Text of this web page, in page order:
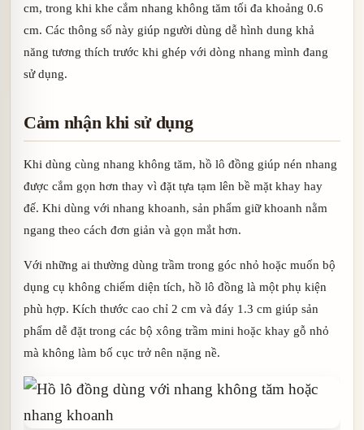
cm, trong khi khe cắm nhang không tăm tối đa khoảng 0.6
cm. Các thông số này giúp người dùng dễ hình dung khả
năng tương thích trước khi ghép với dòng nhang mình đang
sử dụng.
Cảm nhận khi sử dụng
Khi dùng cùng nhang không tăm, hồ lô đồng giúp nén nhang
được cắm gọn hơn thay vì đặt tựa tạm lên bề mặt khay hay
đế. Khi dùng với nhang khoanh, sản phẩm giữ khoanh nằm
ngang theo cách đơn giản và gọn mắt hơn.
Với những ai thường dùng trầm trong góc nhỏ hoặc muốn bộ
dụng cụ không chiếm diện tích, hồ lô đồng là một phụ kiện
phù hợp. Kích thước cao chỉ 2 cm và đáy 1.3 cm giúp sản
phẩm dễ đặt trong các bộ xông trầm mini hoặc khay gỗ nhỏ
mà không làm bố cục trở nên nặng nề.